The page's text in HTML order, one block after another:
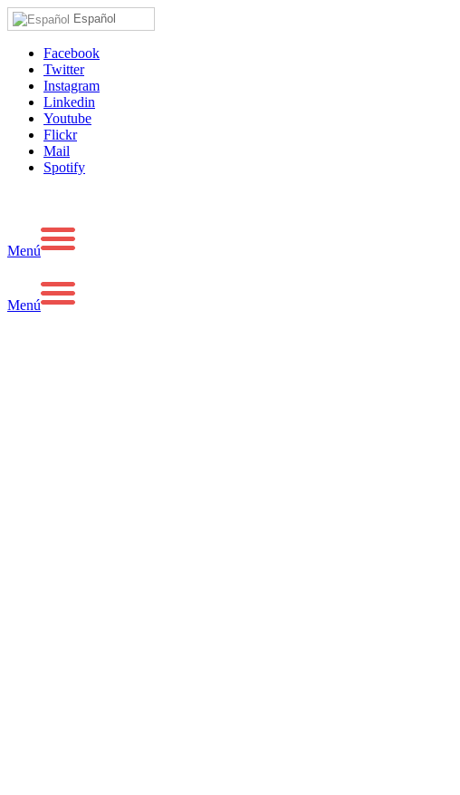
Español
Facebook
Twitter
Instagram
Linkedin
Youtube
Flickr
Mail
Spotify
Menú
Menú